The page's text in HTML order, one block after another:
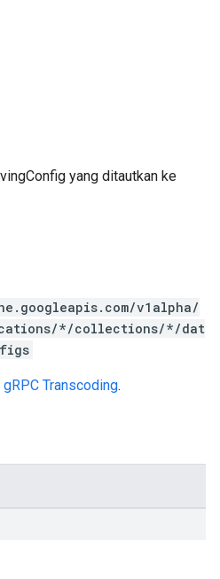
yang ditautkan ke
v1alpha/
*/collections/*/dat
gRPC Transcoding.